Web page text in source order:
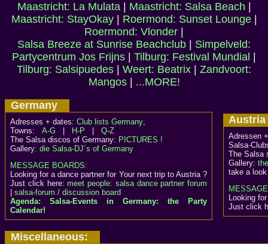
Maastricht: La Mulata| Maastricht: Salsa Beach
Maastricht: StayOkay| Roermond: Sunset Lounge|
Roermond: Vlonder
Salsa Breeze at Sunrise Beachclub
Simpelveld:
Partycentrum Jos Frijns
Tilburg: Festival Mundial
Tilburg: Salsipuedes
Weert: Beatrix
Zandvoort:
Mangos| ...MORE!
Germany
Adresses + dates: Club lists Germany,
Towns: A-G H-P
Q-Z
The Salsa discos of Germany: PICTURES !
Gallery: die Salsa-DJ´s of Germany
MESSAGE BOARDS:
Looking for a dance partner for Your next trip to Austria ?
Just click here:meet people: salsa dance partner forum
salsa-forum / discussion board
Agenda: Salsa-Events in Germany: the Party
Calendar!
Adressen
Salsa-
The Salsa
Gallery:
take a
Looking
Just click
Miscellaneous: